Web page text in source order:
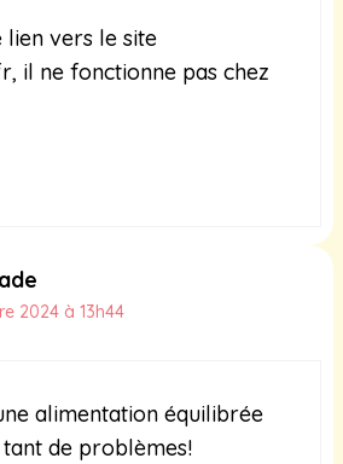
lien vers le site
il ne fonctionne pas chez
2024 à 13h44
alimentation équilibrée
de problèmes!